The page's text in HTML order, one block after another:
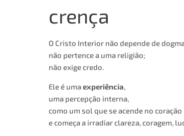
crença
O Cristo Interior não depende de
não pertence a uma religião;
não exige credo.
Ele é umaexperiência,
uma percepção interna,
como um sol que se acende no coração
e começa a irradiar clareza, coragem,